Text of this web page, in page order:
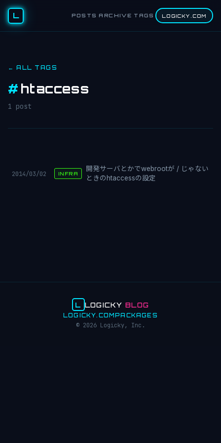
L POSTS ARCHIVE TAGS LOGICKY.COM
← ALL TAGS
# htaccess
1 post
2014/03/02 INFRA
開発サーバとかでwebrootが / じゃない
ときのhtaccessの設定
L LOGICKYBLOG
LOGICKY.COM PACKAGES
© 2026 Logicky, Inc.